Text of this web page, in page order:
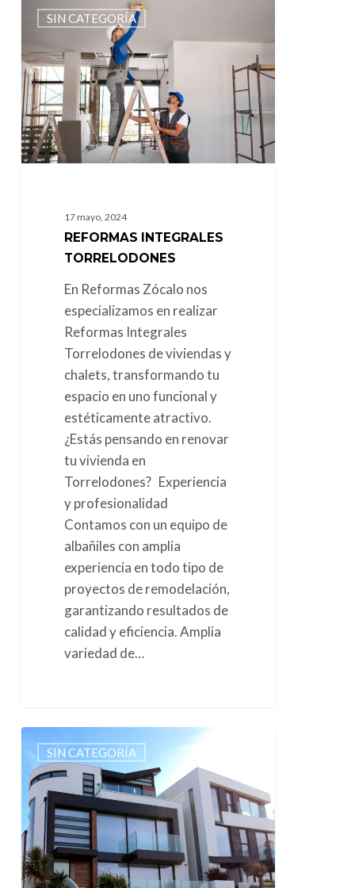
Integrales
Torrelodones
SIN CATEGORÍA
17 mayo, 2024
REFORMAS INTEGRALES
TORRELODONES
En Reformas Zócalo nos
especializamos en realizar
Reformas Integrales
Torrelodones de viviendas y
chalets, transformando tu
espacio en uno funcional y
estéticamente atractivo.
¿Estás pensando en renovar
tu vivienda en
Torrelodones? Experiencia
y profesionalidad
Contamos con un equipo de
albañiles con amplia
experiencia en todo tipo de
proyectos de remodelación,
garantizando resultados de
calidad y eficiencia. Amplia
variedad de…
Aislantes
para
Paredes
Exteriores
SIN CATEGORÍA